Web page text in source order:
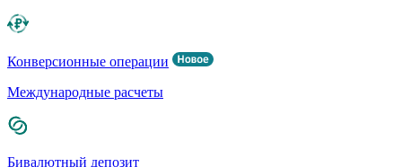
Конверсионные операции
Международные расчеты
Бивалютный депозит